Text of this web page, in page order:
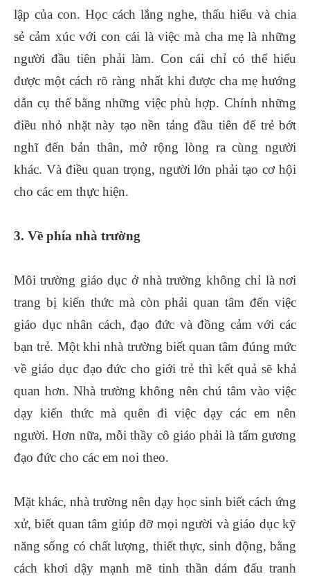
lập của con. Học cách lắng nghe, thấu hiểu và chia
sẻ cảm xúc với con cái là việc mà cha mẹ là những
người đầu tiên phải làm. Con cái chỉ có thể hiểu
được một cách rõ ràng nhất khi được cha mẹ hướng
dẫn cụ thể bằng những việc phù hợp. Chính những
điều nhỏ nhặt này tạo nền tảng đầu tiên để trẻ bớt
nghĩ đến bản thân, mở rộng lòng ra cùng người
khác. Và điều quan trọng, người lớn phải tạo cơ hội
cho các em thực hiện.
3. Về phía nhà trường
Môi trường giáo dục ở nhà trường không chỉ là nơi
trang bị kiến thức mà còn phải quan tâm đến việc
giáo dục nhân cách, đạo đức và đồng cảm với các
bạn trẻ. Một khi nhà trường biết quan tâm đúng mức
về giáo dục đạo đức cho giới trẻ thì kết quả sẽ khả
quan hơn. Nhà trường không nên chú tâm vào việc
dạy kiến thức mà quên đi việc dạy các em nên
người. Hơn nữa, mỗi thầy cô giáo phải là tấm gương
đạo đức cho các em noi theo.
Mặt khác, nhà trường nên dạy học sinh biết cách ứng
xử, biết quan tâm giúp đỡ mọi người và giáo dục kỹ
năng sống có chất lượng, thiết thực, sinh động, bằng
cách khơi dậy mạnh mẽ tinh thần dám đấu tranh